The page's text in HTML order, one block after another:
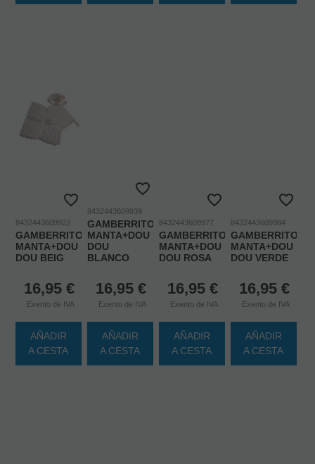
8432443609922
GAMBERRITOS
MANTA+DOU
DOU BEIG
16,95 €
Exento de IVA
AÑADIR
A CESTA
8432443609939
GAMBERRITOS
MANTA+DOU
DOU
BLANCO
16,95 €
Exento de IVA
AÑADIR
A CESTA
8432443609977
GAMBERRITOS
MANTA+DOU
DOU ROSA
16,95 €
Exento de IVA
AÑADIR
A CESTA
8432443609984
GAMBERRITOS
MANTA+DOU
DOU VERDE
16,95 €
Exento de IVA
AÑADIR
A CESTA